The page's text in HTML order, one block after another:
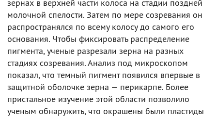
зернах в верхней части колоса на стадии поздней
молочной спелости. Затем по мере созревания он
распространялся по всему колосу до самого его
основания. Чтобы фиксировать распределение
пигмента, ученые разрезали зерна на разных
стадиях созревания. Анализ под микроскопом
показал, что темный пигмент появился впервые в
защитной оболочке зерна — перикарпе. Более
пристальное изучение этой области позволило
ученым обнаружить, что окрашены были пластиды